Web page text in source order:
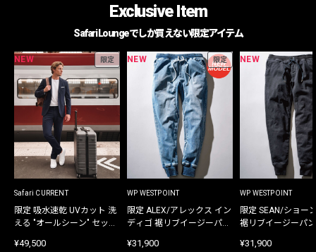
Exclusive Item
Safari Loungeでしか買えない限定アイテム
NEW 限定
Safari CURRENT
限定 吸水速乾 UVカット 洗
える "オールシーン" セット
¥49,500
NEW 限定
WP WESTPOINT
限定 ALEX/アレックス イン
ディゴ 裾リブイージーパン
¥31,900
NEW
WP WESTPOINT
限定 SEAN/ショー
裾リブイージーパ
¥31,900